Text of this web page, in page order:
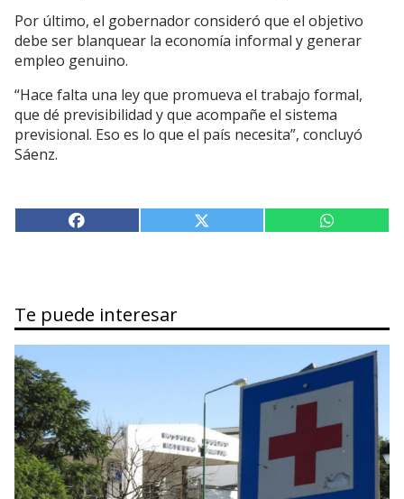
Por último, el gobernador consideró que el objetivo
debe ser blanquear la economía informal y generar
empleo genuino.
“Hace falta una ley que promueva el trabajo formal,
que dé previsibilidad y que acompañe el sistema
previsional. Eso es lo que el país necesita”, concluyó
Sáenz.
Te puede interesar